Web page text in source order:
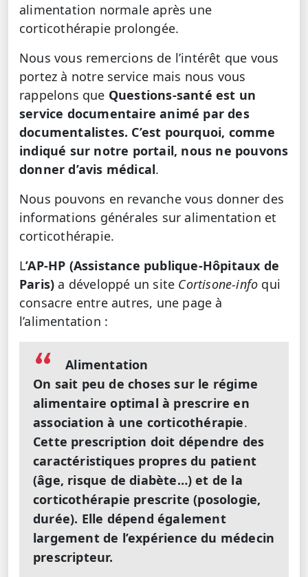
alimentation normale après une
corticothérapie prolongée.
Nous vous remercions de l’intérêt que vous
portez à notre service mais nous vous
rappelons que Questions-santé est un
service documentaire animé par des
documentalistes. C’est pourquoi, comme
indiqué sur notre portail, nous ne pouvons
donner d’avis médical.
Nous pouvons en revanche vous donner des
informations générales sur alimentation et
corticothérapie.
L’AP-HP (Assistance publique-Hôpitaux de
Paris) a développé un site Cortisone-info qui
consacre entre autres, une page à
l’alimentation :
Alimentation
On sait peu de choses sur le régime
alimentaire optimal à prescrire en
association à une corticothérapie.
Cette prescription doit dépendre des
caractéristiques propres du patient
(âge, risque de diabète…) et de la
corticothérapie prescrite (posologie,
durée). Elle dépend également
largement de l’expérience du médecin
prescripteur.